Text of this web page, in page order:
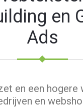
en
Ads
en een hogere
en